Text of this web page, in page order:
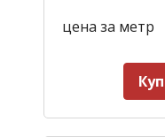
цена за метр